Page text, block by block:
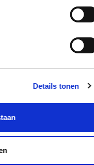
Details tonen
stelt
voor. De lijsten
Aalst-
mix van